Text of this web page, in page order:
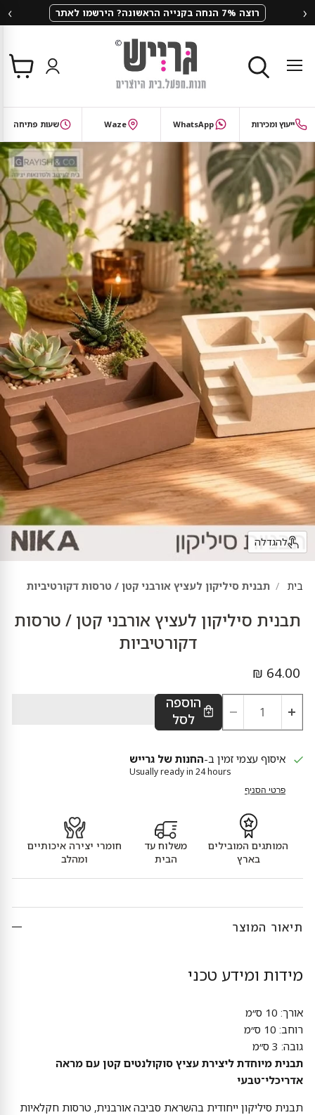
‹ רוצה 7% הנחה בקנייה הראשונה? הירשמו לאתר ›
תפריט
צפי
בסל
ייעוץ ומכירות WhatsApp
Waze שעות פתיחה
להגדלה
בית תבנית סיליקון לעציץ אורבני קטן / טרסות דקורטיביות
תבנית סיליקון לעציץ אורבני קטן / טרסות
דקורטיביות
מחיר נוכחי
64.00 ₪
הוספה
לסל
איסוף עצמי זמין ב-החנות של גרייש
Usually ready in 24 hours
פרטי הסניף
המותגים המובילים
בארץ
משלוח עד
הבית
חומרי יצירה איכותיים
ומהלב
תיאור המוצר
מידות ומידע טכני
אורך: 10 ס״מ
רוחב: 10 ס״מ
גובה: 3 ס״מ
תבנית מיוחדת ליצירת עציץ סוקולנטים קטן עם מראה
אדריכלי־טבעי
תבנית סיליקון ייחודית בהשראת סביבה אורבנית, טרסות חקלאיות